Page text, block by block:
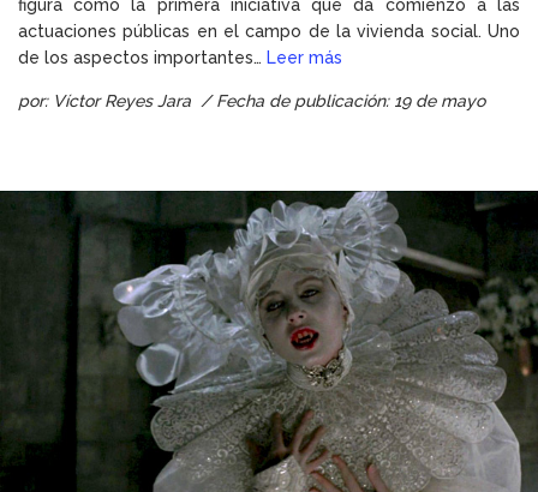
figura como la primera iniciativa que da comienzo a las
actuaciones públicas en el campo de la vivienda social. Uno
de los aspectos importantes… Leer más
por: Víctor Reyes Jara / Fecha de publicación: 19 de mayo